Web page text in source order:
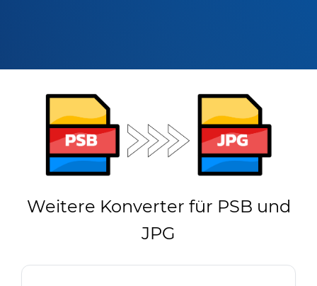
Weitere Konverter für PSB und
JPG